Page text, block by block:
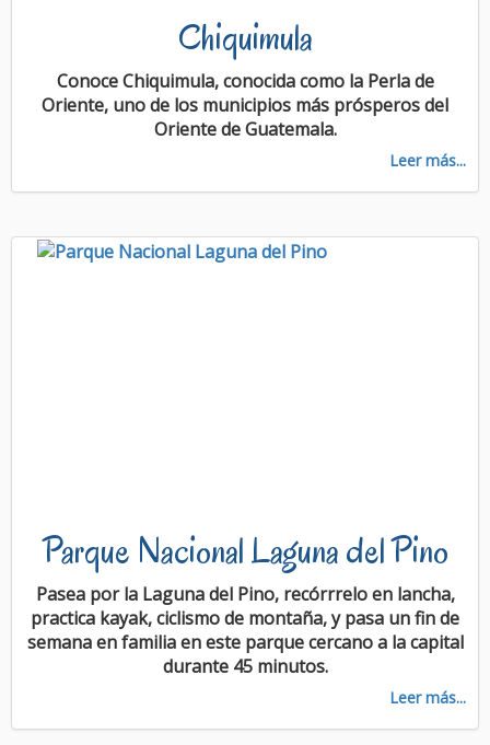
Chiquimula
Conoce Chiquimula, conocida como la Perla de
Oriente, uno de los municipios más prósperos del
Oriente de Guatemala.
Leer más...
Parque Nacional Laguna del Pino
Pasea por la Laguna del Pino, recórrrelo en lancha,
practica kayak, ciclismo de montaña, y pasa un fin de
semana en familia en este parque cercano a la capital
durante 45 minutos.
Leer más...